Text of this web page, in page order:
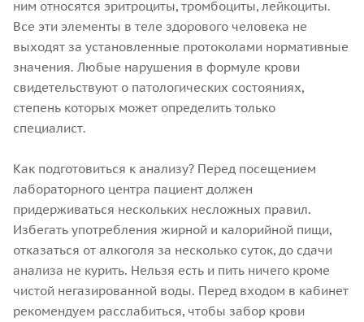
ним относятся эритроциты, тромбоциты, лейкоциты.
Все эти элементы в теле здорового человека не
выходят за установленные протоколами нормативные
значения. Любые нарушения в формуле крови
свидетельствуют о патологических состояниях,
степень которых может определить только
специалист.
Как подготовиться к анализу? Перед посещением
лабораторного центра пациент должен
придерживаться нескольких несложных правил.
Избегать употребления жирной и калорийной пищи,
отказаться от алкоголя за несколько суток, до сдачи
анализа не курить. Нельзя есть и пить ничего кроме
чистой негазированной воды. Перед входом в кабинет
рекомендуем расслабиться, чтобы забор крови